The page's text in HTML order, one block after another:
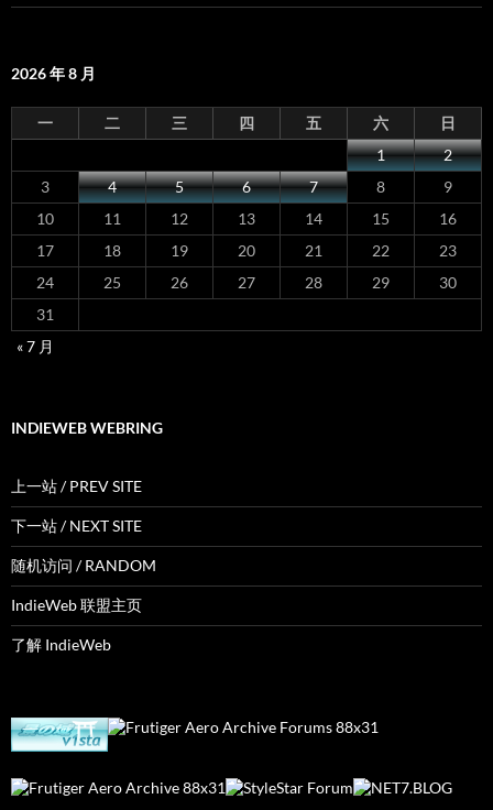
2026 年 8 月
一 二 三 四 五 六
日
1
2
3
4 5 6 7 8
9
10
11 12 13 14 15
16
17
18 19 20 21 22
23
24
25 26 27 28 29
30
31
« 7 月
INDIEWEB WEBRING
上一站 / PREV SITE
下一站 / NEXT SITE
随机访问 / RANDOM
IndieWeb 联盟主页
了解 IndieWeb